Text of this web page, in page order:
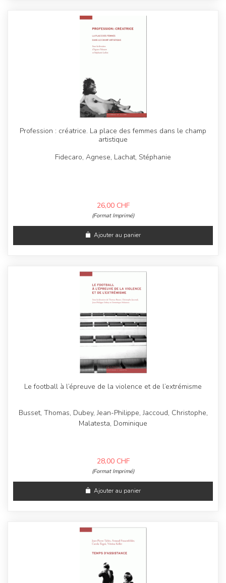
Profession : créatrice. La place des femmes dans le champ
artistique
Fidecaro, Agnese, Lachat, Stéphanie
26,00 CHF
(Format Imprimé)
Ajouter au panier
Le football à l’épreuve de la violence et de l’extrémisme
Busset, Thomas, Dubey, Jean-Philippe, Jaccoud, Christophe,
Malatesta, Dominique
28,00 CHF
(Format Imprimé)
Ajouter au panier